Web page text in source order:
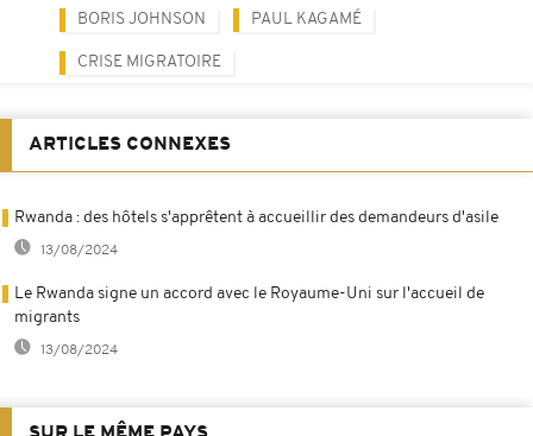
BORIS JOHNSON PAUL KAGAMÉ
CRISE MIGRATOIRE
ARTICLES CONNEXES
Rwanda : des hôtels s'apprêtent à accueillir des demandeurs d'asile
13/08/2024
Le Rwanda signe un accord avec le Royaume-Uni sur l'accueil de
migrants
13/08/2024